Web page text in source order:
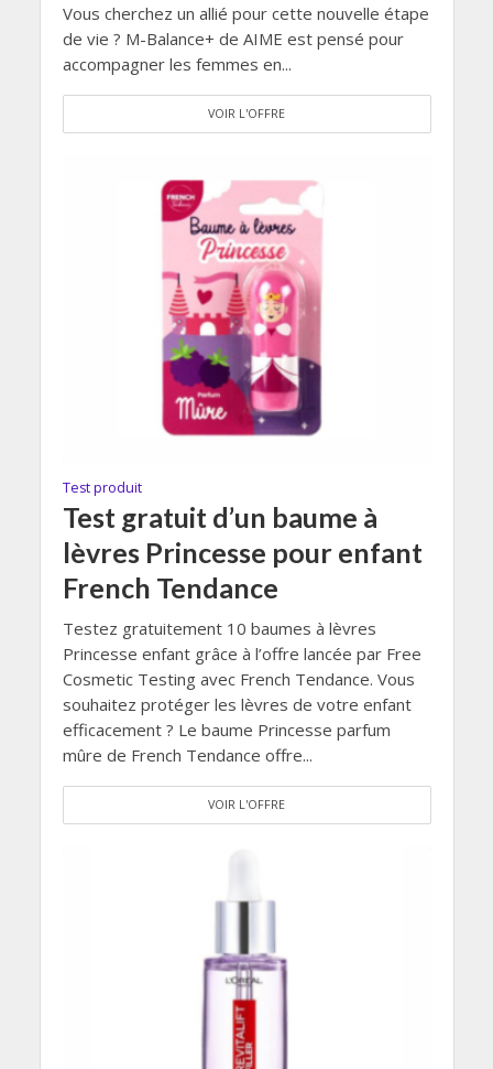
Vous cherchez un allié pour cette nouvelle étape
de vie ? M-Balance+ de AIME est pensé pour
accompagner les femmes en...
VOIR L'OFFRE
Test produit
Test gratuit d’un baume à
lèvres Princesse pour enfant
French Tendance
Testez gratuitement 10 baumes à lèvres
Princesse enfant grâce à l’offre lancée par Free
Cosmetic Testing avec French Tendance. Vous
souhaitez protéger les lèvres de votre enfant
efficacement ? Le baume Princesse parfum
mûre de French Tendance offre...
VOIR L'OFFRE